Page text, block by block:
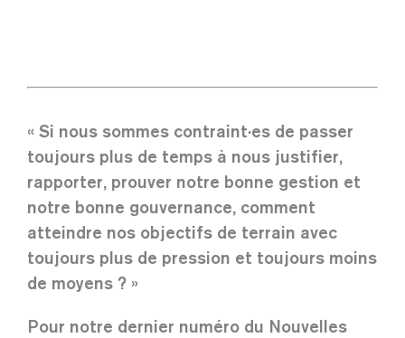
« Si nous sommes contraint·es de passer
toujours plus de temps à nous justifier,
rapporter, prouver notre bonne gestion et
notre bonne gouvernance, comment
atteindre nos objectifs de terrain avec
toujours plus de pression et toujours moins
de moyens ? »
Pour notre dernier numéro du Nouvelles